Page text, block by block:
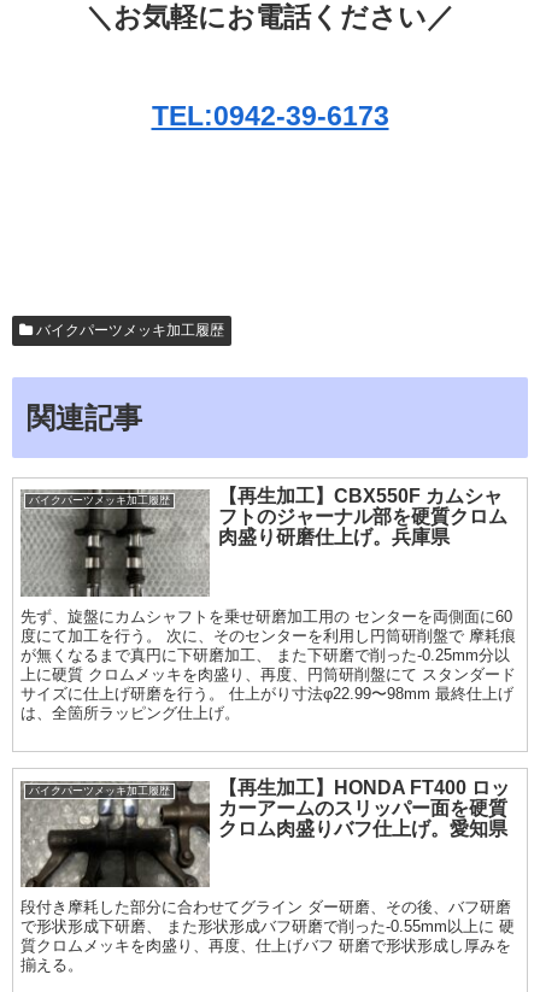
＼お気軽にお電話ください／
TEL:0942-39-6173
バイクパーツメッキ加工履歴
関連記事
バイクパーツメッキ加工履歴
【再生加工】CBX550F カムシャ
フトのジャーナル部を硬質クロム
肉盛り研磨仕上げ。兵庫県
先ず、旋盤にカムシャフトを乗せ研磨加工用の センターを両側面に60
度にて加工を行う。 次に、そのセンターを利用し円筒研削盤で 摩耗痕
が無くなるまで真円に下研磨加工、 また下研磨で削った-0.25mm分以
上に硬質 クロムメッキを肉盛り、再度、円筒研削盤にて スタンダード
サイズに仕上げ研磨を行う。 仕上がり寸法φ22.99〜98mm 最終仕上げ
は、全箇所ラッピング仕上げ。
バイクパーツメッキ加工履歴
【再生加工】HONDA FT400 ロッ
カーアームのスリッパー面を硬質
クロム肉盛りバフ仕上げ。愛知県
段付き摩耗した部分に合わせてグライン ダー研磨、その後、バフ研磨
で形状形成下研磨、 また形状形成バフ研磨で削った-0.55mm以上に 硬
質クロムメッキを肉盛り、再度、仕上げバフ 研磨で形状形成し厚みを
揃える。